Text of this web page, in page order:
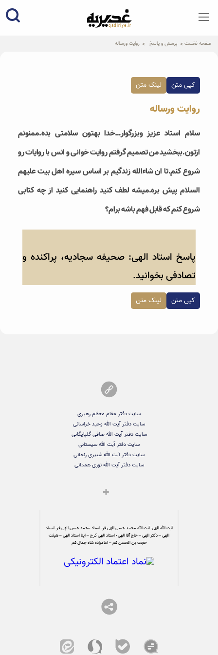
qadiriye.ir
نشریه ی غدیریه-بیانات استاد
صفحه نخست پرسش و پاسخ روایت ورساله
کپی متن لینک متن
روایت ورساله
سلام استاد عزیز و‌بزرگوار…خدا بهتون سلامتی بده.ممنونم
ازتون.ببخشید من تصمیم گرفتم‌ روایت خوانی و انس با روایات رو‌‌
شروع کنم.تا ان شاءالله زندگیم بر اساس سیره اهل بیت علیهم
السلام پیش بره.میشه لطف کنید راهنمایی کنید از چه کتابی
شروع کنم که قابل فهم باشه برام؟
پاسخ استاد الهی: صحیفه سجادیه، پراکنده و
تصادفی بخوانید.
کپی متن لینک متن
سایت دفتر مقام معظم رهبری
سایت دفتر آیت الله وحید خراسانی
سایت دفتر آیت الله صافی گلپایگانی
سایت دفتر آیت الله سیستانی
سایت دفتر آیت الله شبیری زنجانی
سایت دفتر آیت الله نوری همدانی
آیت الله الهی- آیت الله محمد حسن الهی فر- استاد محمد حسن الهی فر- استاد
الهی – دکتر الهی – حاج آقا الهی - استاد الهی کرج – ایتا استاد الهی – هیئت
حجت بن الحسن قم – امامزاده شاه جمال قم